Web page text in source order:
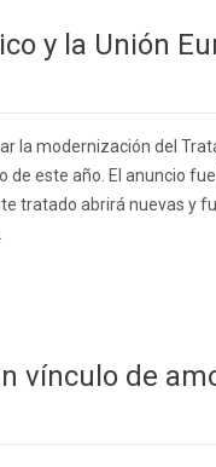
y la Unión
la modernización del
de este año. El anuncio
tratado abrirá nuevas y
vínculo de